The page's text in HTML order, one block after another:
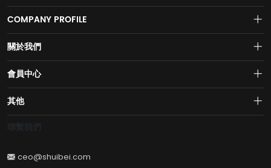
COMPANY PROFILE
球黃金珠寶跨境電商平臺！AI與區塊鏈的完美結合的【水貝幣$SB】引領
全球黃金珠寶穩定幣RWA新紀元！
關於我們
About us
Join us
Privacy policy
會員中心
Account
Order
Brand List
其他
Terms of use
ceo@shuibei.com